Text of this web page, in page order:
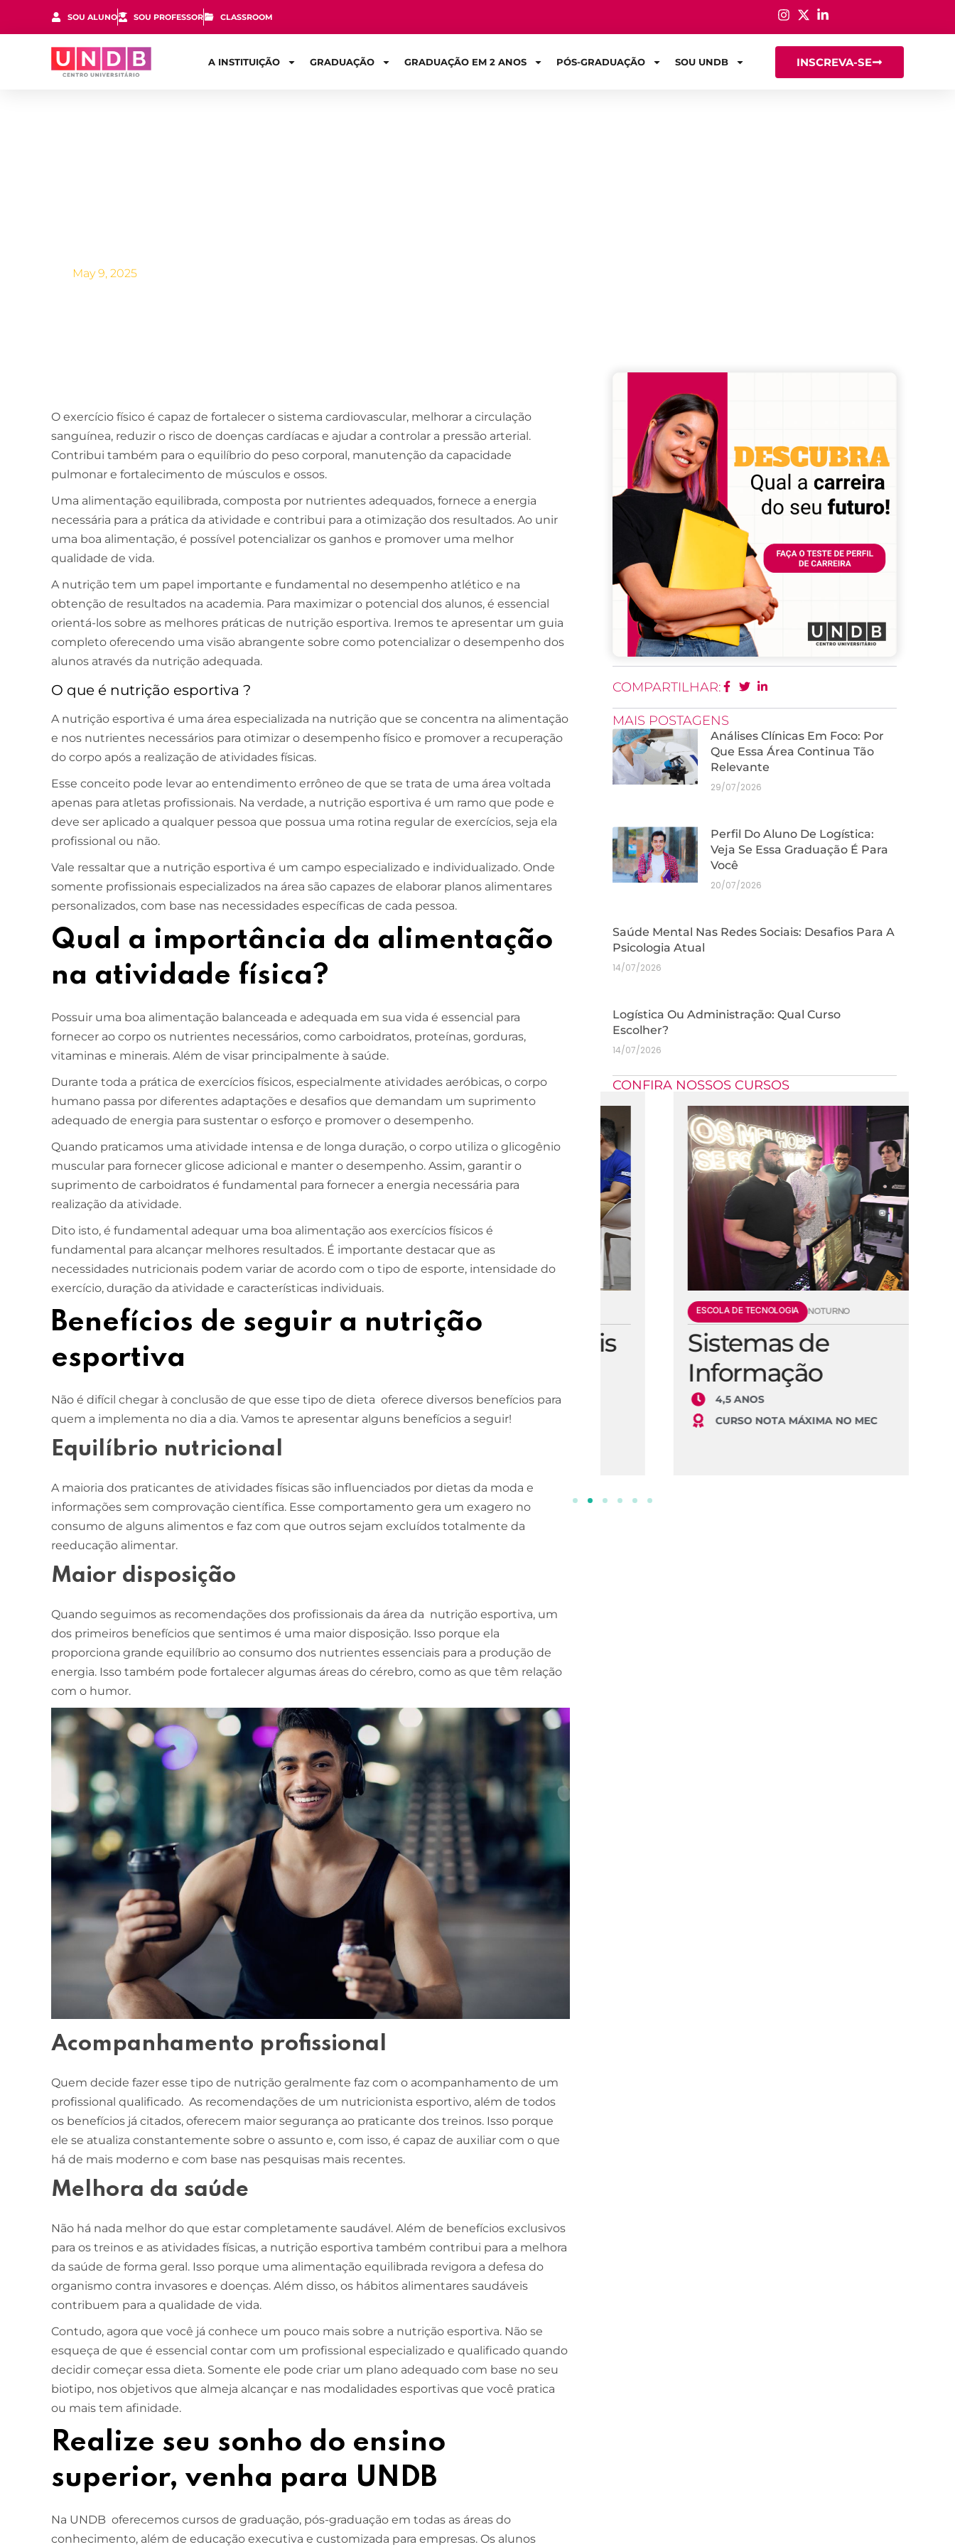
SOU ALUNO SOU PROFESSOR CLASSROOM
A INSTITUIÇÃO GRADUAÇÃO GRADUAÇÃO EM 2 ANOS PÓS-GRADUAÇÃO SOU UNDB INSCREVA-SE
May 9, 2025
O exercício físico é capaz de fortalecer o sistema cardiovascular, melhorar a circulação
sanguínea, reduzir o risco de doenças cardíacas e ajudar a controlar a pressão arterial.
Contribui também para o equilíbrio do peso corporal, manutenção da capacidade
pulmonar e fortalecimento de músculos e ossos.
Uma alimentação equilibrada, composta por nutrientes adequados, fornece a energia
necessária para a prática da atividade e contribui para a otimização dos resultados. Ao unir
uma boa alimentação, é possível potencializar os ganhos e promover uma melhor
qualidade de vida.
A nutrição tem um papel importante e fundamental no desempenho atlético e na
obtenção de resultados na academia. Para maximizar o potencial dos alunos, é essencial
orientá-los sobre as melhores práticas de nutrição esportiva. Iremos te apresentar um guia
completo oferecendo uma visão abrangente sobre como potencializar o desempenho dos
alunos através da nutrição adequada.
O que é nutrição esportiva ?
A nutrição esportiva é uma área especializada na nutrição que se concentra na alimentação
e nos nutrientes necessários para otimizar o desempenho físico e promover a recuperação
do corpo após a realização de atividades físicas.
Esse conceito pode levar ao entendimento errôneo de que se trata de uma área voltada
apenas para atletas profissionais. Na verdade, a nutrição esportiva é um ramo que pode e
deve ser aplicado a qualquer pessoa que possua uma rotina regular de exercícios, seja ela
profissional ou não.
Vale ressaltar que a nutrição esportiva é um campo especializado e individualizado. Onde
somente profissionais especializados na área são capazes de elaborar planos alimentares
personalizados, com base nas necessidades específicas de cada pessoa.
Qual a importância da alimentação
na atividade física?
Possuir uma boa alimentação balanceada e adequada em sua vida é essencial para
fornecer ao corpo os nutrientes necessários, como carboidratos, proteínas, gorduras,
vitaminas e minerais. Além de visar principalmente à saúde.
Durante toda a prática de exercícios físicos, especialmente atividades aeróbicas, o corpo
humano passa por diferentes adaptações e desafios que demandam um suprimento
adequado de energia para sustentar o esforço e promover o desempenho.
Quando praticamos uma atividade intensa e de longa duração, o corpo utiliza o glicogênio
muscular para fornecer glicose adicional e manter o desempenho. Assim, garantir o
suprimento de carboidratos é fundamental para fornecer a energia necessária para
realização da atividade.
Dito isto, é fundamental adequar uma boa alimentação aos exercícios físicos é
fundamental para alcançar melhores resultados. É importante destacar que as
necessidades nutricionais podem variar de acordo com o tipo de esporte, intensidade do
exercício, duração da atividade e características individuais.
Benefícios de seguir a nutrição
esportiva
Não é difícil chegar à conclusão de que esse tipo de dieta oferece diversos benefícios para
quem a implementa no dia a dia. Vamos te apresentar alguns benefícios a seguir!
Equilíbrio nutricional
A maioria dos praticantes de atividades físicas são influenciados por dietas da moda e
informações sem comprovação científica. Esse comportamento gera um exagero no
consumo de alguns alimentos e faz com que outros sejam excluídos totalmente da
reeducação alimentar.
Maior disposição
Quando seguimos as recomendações dos profissionais da área da nutrição esportiva, um
dos primeiros benefícios que sentimos é uma maior disposição. Isso porque ela
proporciona grande equilíbrio ao consumo dos nutrientes essenciais para a produção de
energia. Isso também pode fortalecer algumas áreas do cérebro, como as que têm relação
com o humor.
Acompanhamento profissional
Quem decide fazer esse tipo de nutrição geralmente faz com o acompanhamento de um
profissional qualificado. As recomendações de um nutricionista esportivo, além de todos
os benefícios já citados, oferecem maior segurança ao praticante dos treinos. Isso porque
ele se atualiza constantemente sobre o assunto e, com isso, é capaz de auxiliar com o que
há de mais moderno e com base nas pesquisas mais recentes.
Melhora da saúde
Não há nada melhor do que estar completamente saudável. Além de benefícios exclusivos
para os treinos e as atividades físicas, a nutrição esportiva também contribui para a melhora
da saúde de forma geral. Isso porque uma alimentação equilibrada revigora a defesa do
organismo contra invasores e doenças. Além disso, os hábitos alimentares saudáveis
contribuem para a qualidade de vida.
Contudo, agora que você já conhece um pouco mais sobre a nutrição esportiva. Não se
esqueça de que é essencial contar com um profissional especializado e qualificado quando
decidir começar essa dieta. Somente ele pode criar um plano adequado com base no seu
biotipo, nos objetivos que almeja alcançar e nas modalidades esportivas que você pratica
ou mais tem afinidade.
Realize seu sonho do ensino
superior, venha para UNDB
Na UNDB oferecemos cursos de graduação, pós-graduação em todas as áreas do
conhecimento, além de educação executiva e customizada para empresas. Os alunos
COMPARTILHAR:
MAIS POSTAGENS
Análises Clínicas Em Foco: Por
Que Essa Área Continua Tão
Relevante
29/07/2026
Perfil Do Aluno De Logística:
Veja Se Essa Graduação É Para
Você
20/07/2026
Saúde Mental Nas Redes Sociais: Desafios Para A
Psicologia Atual
14/07/2026
Logística Ou Administração: Qual Curso
Escolher?
14/07/2026
CONFIRA NOSSOS CURSOS
ESCOLA DE NEGÓCIOS NOTURNO
Contábeis
4 ANOS
ENADE/MEC
ESCOLA DE NEGÓCIOS NOTURNO
Processos Gerenciais
ESCOLA DE TECNOLOGIA NOTURNO
Sistemas de
Informação
4,5 ANOS
CURSO NOTA MÁXIMA NO MEC